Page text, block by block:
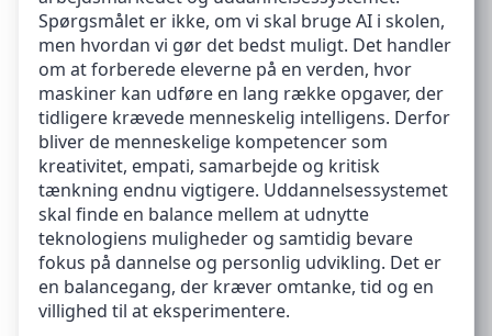
Spørgsmålet er ikke, om vi skal bruge AI i skolen,
men hvordan vi gør det bedst muligt. Det handler
om at forberede eleverne på en verden, hvor
maskiner kan udføre en lang række opgaver, der
tidligere krævede menneskelig intelligens. Derfor
bliver de menneskelige kompetencer som
kreativitet, empati, samarbejde og kritisk
tænkning endnu vigtigere. Uddannelsessystemet
skal finde en balance mellem at udnytte
teknologiens muligheder og samtidig bevare
fokus på dannelse og personlig udvikling. Det er
en balancegang, der kræver omtanke, tid og en
villighed til at eksperimentere.